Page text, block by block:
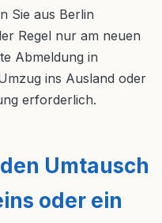
Sie aus Berlin
Regel nur am neuen
Abmeldung in
ins Ausland oder
erforderlich.
Umtausch
oder ein